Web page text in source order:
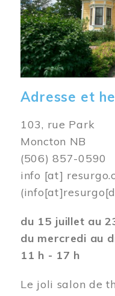
Adresse et
103, rue Park
Moncton NB
(506) 857-0590
info [at]
du 15 juillet au
du mercredi au
11 h - 17 h
Le joli salon de